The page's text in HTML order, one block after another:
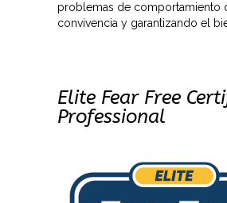
problemas de comportamiento
convivencia y garantizando el
Elite Fear Free
Professional